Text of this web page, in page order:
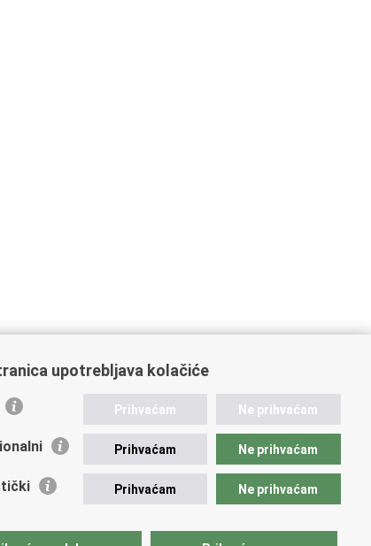
upotrebljava kolačiće
Prihvaćam Ne prihvaćam
Prihvaćam Ne prihvaćam
Prihvaćam Ne prihvaćam